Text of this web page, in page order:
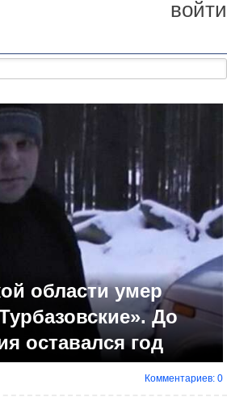
войти
области умер
До
оставался год
Комментариев: 0